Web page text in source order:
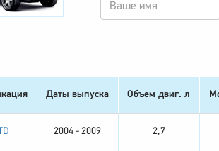
Даты выпуска Объем двиг. л
2004 - 2009 2,7